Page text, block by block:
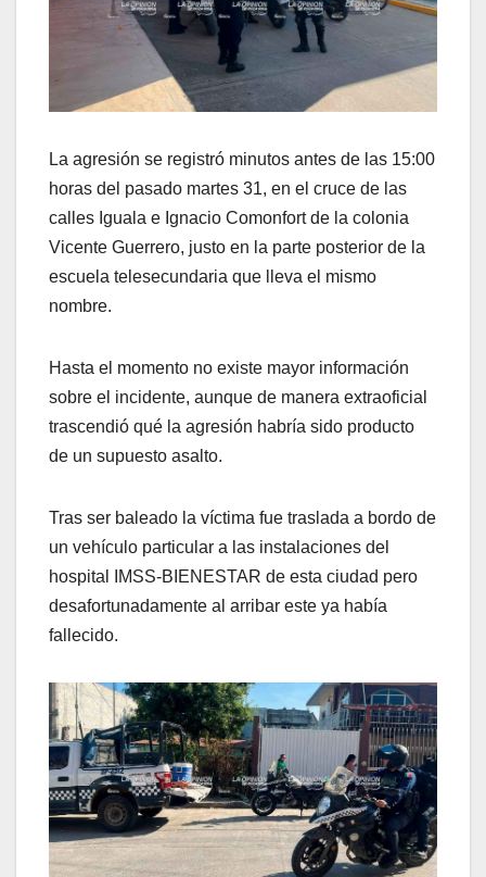
La agresión se registró minutos antes de las 15:00
horas del pasado martes 31, en el cruce de las
calles Iguala e Ignacio Comonfort de la colonia
Vicente Guerrero, justo en la parte posterior de la
escuela telesecundaria que lleva el mismo
nombre.
Hasta el momento no existe mayor información
sobre el incidente, aunque de manera extraoficial
trascendió qué la agresión habría sido producto
de un supuesto asalto.
Tras ser baleado la víctima fue traslada a bordo de
un vehículo particular a las instalaciones del
hospital IMSS-BIENESTAR de esta ciudad pero
desafortunadamente al arribar este ya había
fallecido.